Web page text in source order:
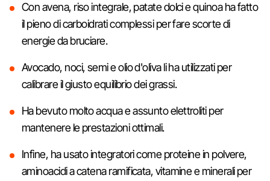
Con avena, riso integrale, patate dolci e quinoa ha fatto
il pieno di carboidrati complessi per fare scorte di
energie da bruciare.
Avocado, noci, semi e olio d'oliva li ha utilizzati per
calibrare il giusto equilibrio dei grassi.
Ha bevuto molto acqua e assunto elettroliti per
mantenere le prestazioni ottimali.
Infine, ha usato integratori come proteine in polvere,
aminoacidi a catena ramificata, vitamine e minerali per